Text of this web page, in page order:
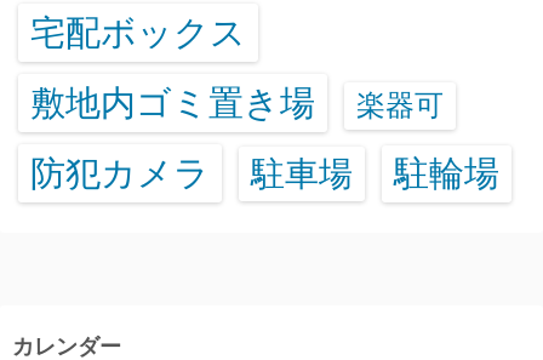
宅配ボックス
敷地内ゴミ置き場
楽器可
防犯カメラ 駐車場 駐輪場
カレンダー